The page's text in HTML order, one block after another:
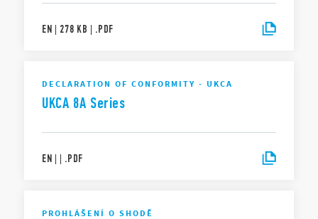
EN | 278 KB | .PDF
DECLARATION OF CONFORMITY - UKCA
UKCA 8A Series
EN | | .PDF
PROHLÁŠENÍ O SHODĚ